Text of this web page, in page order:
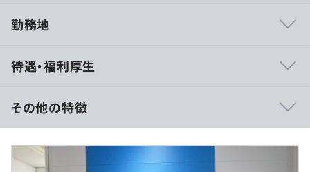
②：生鮮食料品通過型システム（TCセンター）
④：アパレル在庫管理型システム（DCセンター）
⑤：スーパー物流センター在庫管理型システム（DCセン
ター）
⑥：自動倉庫制御システム
など、数多くの在庫管理システム・倉庫管理システムの開
勤務地
待遇・福利厚生
<賃金形態>
日給月給制 補足事項無し
<給与補足>
その他の特徴